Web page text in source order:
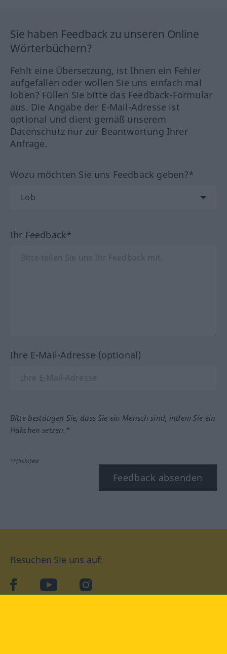
Sie haben Feedback zu unseren Online
Wörterbüchern?
Fehlt eine Übersetzung, ist Ihnen ein Fehler
aufgefallen oder wollen Sie uns einfach mal
loben? Füllen Sie bitte das Feedback-Formular
aus. Die Angabe der E-Mail-Adresse ist
optional und dient gemäß unserem
Datenschutz nur zur Beantwortung Ihrer
Anfrage.
Wozu möchten Sie uns Feedback geben?*
Ihr Feedback*
Ihre E-Mail-Adresse (optional)
Bitte bestätigen Sie, dass Sie ein Mensch sind, indem Sie ein
Häkchen setzen.*
*Pflichtfeld
Feedback absenden
Besuchen Sie uns auf:
facebookYouTube Instagram